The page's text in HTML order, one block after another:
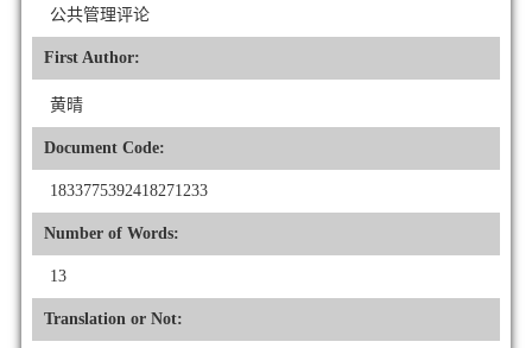
公共管理评论
First Author:
黄晴
Document Code:
1833775392418271233
Number of Words:
13
Translation or Not: